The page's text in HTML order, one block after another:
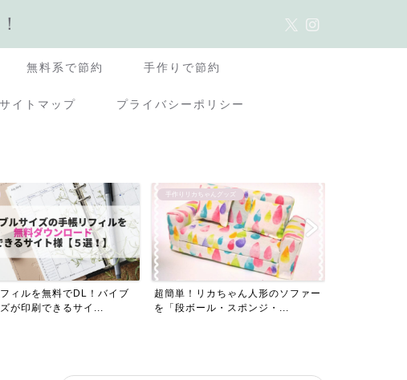
無料系で節約 手作りで節約
サイトマップ プライバシーポリシー
カちゃんグッズ
リカちゃん人形のソファー
ール・スポンジ・...
おすすめ品レビュー
5年愛用！汗や皮脂で崩れにくい
『オンリーミネラルファンデ...